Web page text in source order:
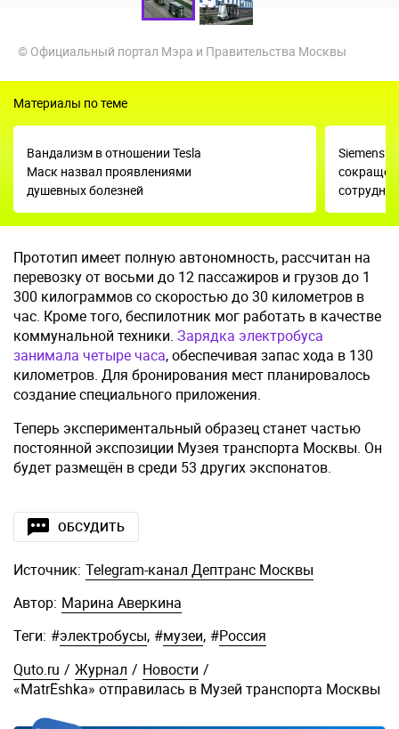
© Официальный портал Мэра и Правительства Москвы
Материалы по теме
Вандализм в отношении Tesla
Маск назвал проявлениями
душевных болезней
Siemens
Прототип имеет полную автономность, рассчитан на
перевозку от восьми до 12 пассажиров и грузов до 1
300 килограммов со скоростью до 30 километров в
час. Кроме того, беспилотник мог работать в качестве
коммунальной техники. Зарядка электробуса
занимала четыре часа, обеспечивая запас хода в 130
километров. Для бронирования мест планировалось
создание специального приложения.
Теперь экспериментальный образец станет частью
постоянной экспозиции Музея транспорта Москвы. Он
будет размещён в среди 53 других экспонатов.
ОБСУДИТЬ
Источник: Telegram-канал Дептранс Москвы
Автор: Марина Аверкина
Теги: #электробусы, #музеи, #Россия
Quto.ru / Журнал / Новости /
«MatrЁshka» отправилась в Музей транспорта Москвы